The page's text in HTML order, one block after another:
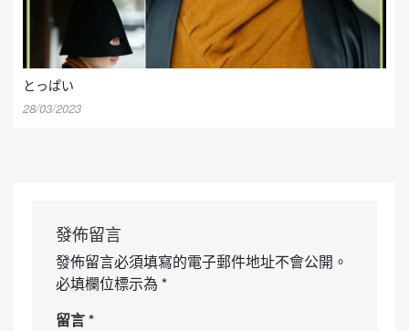
とっぱい
28/03/2023
發佈留言
發佈留言必須填寫的電子郵件地址不會公開。
必填欄位標示為 *
留言*